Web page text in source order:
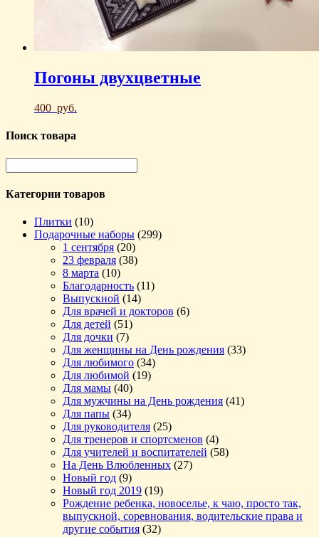
Погоны двухцветные
400 руб.
Поиск товара
Категории товаров
Плитки (10)
Подарочные наборы (299)
1 сентября (20)
23 февраля (38)
8 марта (10)
Благодарность (11)
Выпускной (14)
Для врачей и докторов (6)
Для детей (51)
Для дочки (7)
Для женщины на День рождения (33)
Для любимого (34)
Для любимой (19)
Для мамы (40)
Для мужчины на День рождения (41)
Для папы (34)
Для руководителя (25)
Для тренеров и спортсменов (4)
Для учителей и воспитателей (58)
На День Влюбленных (27)
Новый год (9)
Новый год 2019 (19)
Рождение ребенка, новоселье, к чаю, просто так,
выпускной, соревнования, водительские права и
другие события (32)